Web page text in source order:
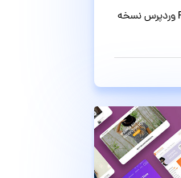
افزونه افزایش سرعت وبسایت Perfmatters وردپرس نسخه